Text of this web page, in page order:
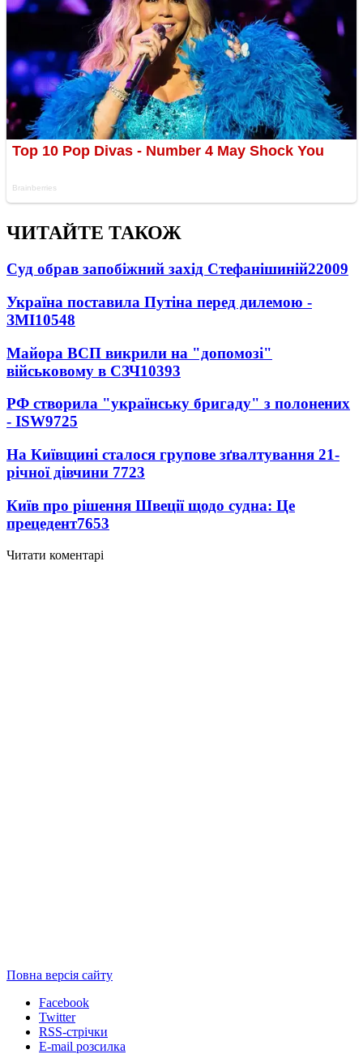
ЧИТАЙТЕ ТАКОЖ
Суд обрав запобіжний захід Стефанішиній22009
Україна поставила Путіна перед дилемою -
ЗМІ10548
Майора ВСП викрили на "допомозі"
військовому в СЗЧ10393
РФ створила "українську бригаду" з полонених
- ISW9725
На Київщині сталося групове зґвалтування 21-
річної дівчини 7723
Київ про рішення Швеції щодо судна: Це
прецедент7653
Читати коментарі
Повна версія сайту
Facebook
Twitter
RSS-стрічки
E-mail розсилка